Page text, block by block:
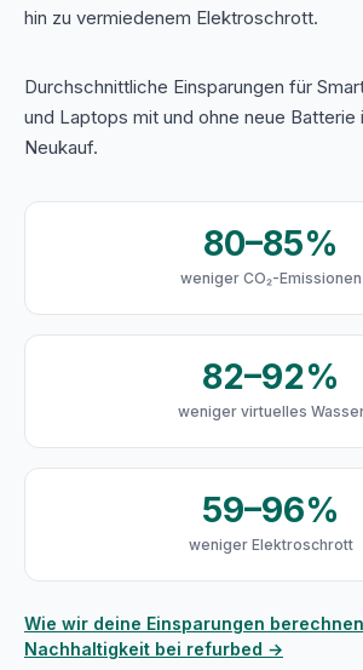
hin zu vermiedenem Elektroschrott.
Durchschnittliche Einsparungen für
und Laptops mit und ohne neue Batterie
Neukauf.
80–85%
weniger CO₂-Emissionen
82–92%
weniger virtuelles
59–96%
weniger Elektroschrott
Wie wir deine Einsparungen
Nachhaltigkeit bei refurbed →